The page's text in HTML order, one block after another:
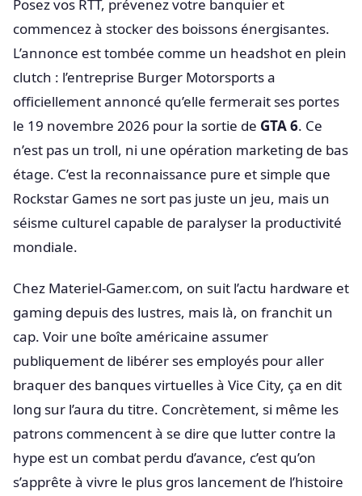
Posez vos RTT, prévenez votre banquier et
commencez à stocker des boissons énergisantes.
L’annonce est tombée comme un headshot en plein
clutch : l’entreprise Burger Motorsports a
officiellement annoncé qu’elle fermerait ses portes
le 19 novembre 2026 pour la sortie de GTA 6. Ce
n’est pas un troll, ni une opération marketing de bas
étage. C’est la reconnaissance pure et simple que
Rockstar Games ne sort pas juste un jeu, mais un
séisme culturel capable de paralyser la productivité
mondiale.
Chez Materiel-Gamer.com, on suit l’actu hardware et
gaming depuis des lustres, mais là, on franchit un
cap. Voir une boîte américaine assumer
publiquement de libérer ses employés pour aller
braquer des banques virtuelles à Vice City, ça en dit
long sur l’aura du titre. Concrètement, si même les
patrons commencent à se dire que lutter contre la
hype est un combat perdu d’avance, c’est qu’on
s’apprête à vivre le plus gros lancement de l’histoire